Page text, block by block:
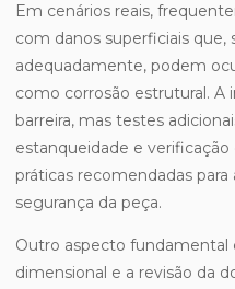
Em cenários reais,
com danos superficiais que,
adequadamente, podem
como corrosão estrutural. A
barreira, mas testes
estanqueidade e
práticas recomendadas
segurança da peça.
Outro aspecto fundamental
dimensional e a revisão da